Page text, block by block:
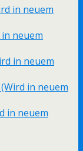
in neuem
neuem
in neuem
in neuem
in neuem